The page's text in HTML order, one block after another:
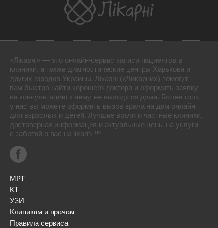
«Лікарні» — это онлайн-сервис записи пациентов в
клиники, а также диагностические центры Харькова и
других городов Украины. Лікарні («Ликарни») помогут
вам быстро найти хорошего доктора и оформить заявку
на консультацию к нему, не выходя из дома. Более того,
у нас вы можете оформить вызов врача на дом онлайн
для взрослых и детей. Лучшие врачи и частные клиники,
достоверная информация и актуальные цены на услуги
с заботой о вас на likarni ™
МРТ
КТ
УЗИ
Клиникам и врачам
Правила сервиса